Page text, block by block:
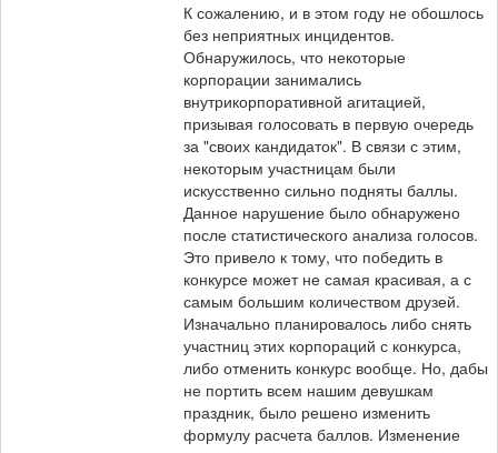
К сожалению, и в этом году не обошлось
без неприятных инцидентов.
Обнаружилось, что некоторые
корпорации занимались
внутрикорпоративной агитацией,
призывая голосовать в первую очередь
за "своих кандидаток". В связи с этим,
некоторым участницам были
искусственно сильно подняты баллы.
Данное нарушение было обнаружено
после статистического анализа голосов.
Это привело к тому, что победить в
конкурсе может не самая красивая, а с
самым большим количеством друзей.
Изначально планировалось либо снять
участниц этих корпораций с конкурса,
либо отменить конкурс вообще. Но, дабы
не портить всем нашим девушкам
праздник, было решено изменить
формулу расчета баллов. Изменение